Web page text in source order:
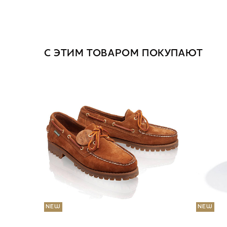
С ЭТИМ ТОВАРОМ ПОКУПАЮТ
NEW NEW